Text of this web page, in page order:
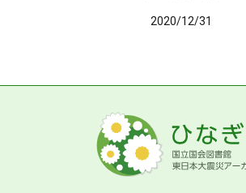
2020/12/31